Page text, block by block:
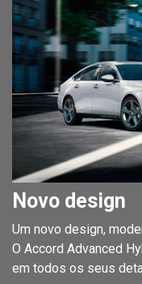
Novo design
Um novo design,
O Accord Advanced
em todos os seus